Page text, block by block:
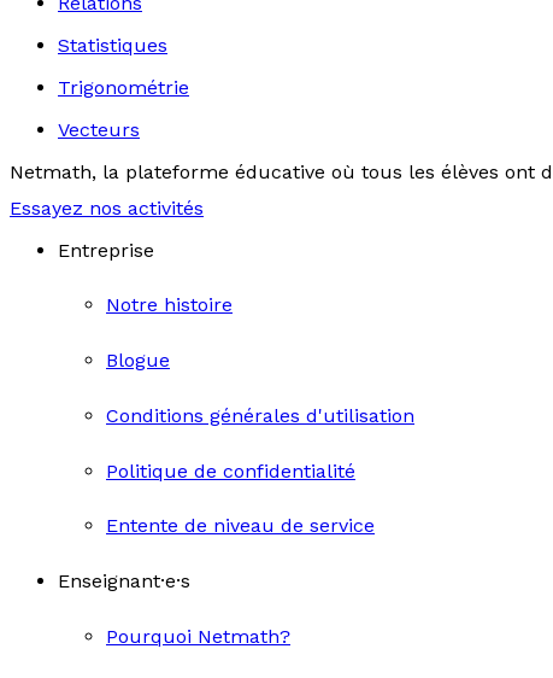
Statistiques
Trigonométrie
Vecteurs
Netmath, la plateforme éducative où tous les élèves ont
Essayez nos activités
Entreprise
Notre histoire
Blogue
Conditions générales d'utilisation
Politique de confidentialité
Entente de niveau de service
Enseignant·e·s
Pourquoi Netmath?